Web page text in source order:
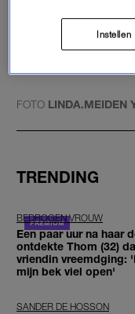
inrichting (yes,
FOTO LINDA.MEIDEN
TRENDING
BEDROGEN VROUW
Een paar uur na haar
ontdekte Thom (32)
vriendin vreemdging:
mijn bek viel open'
SANDER DE HOSSON
Instellen